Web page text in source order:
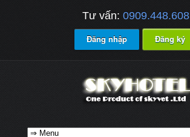
Tư vấn: 0909.448.608
Đăng nhập Đăng ký